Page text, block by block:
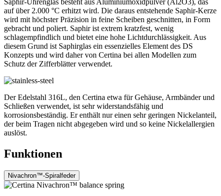
Saphir-Uhrenglas besteht aus Aluminiumoxidpulver (Al2O3), das
auf über 2.000 °C erhitzt wird. Die daraus entstehende Saphir-Kerze
wird mit höchster Präzision in feine Scheiben geschnitten, in Form
gebracht und poliert. Saphir ist extrem kratzfest, wenig
schlagempfindlich und bietet eine hohe Lichtdurchlässigkeit. Aus
diesem Grund ist Saphirglas ein essenzielles Element des DS
Konzepts und wird daher von Certina bei allen Modellen zum
Schutz der Zifferblätter verwendet.
Der Edelstahl 316L, den Certina etwa für Gehäuse, Armbänder und
Schließen verwendet, ist sehr widerstandsfähig und
korrosionsbeständig. Er enthält nur einen sehr geringen Nickelanteil,
der beim Tragen nicht abgegeben wird und so keine Nickelallergien
auslöst.
Funktionen
Nivachron™-Spiralfeder